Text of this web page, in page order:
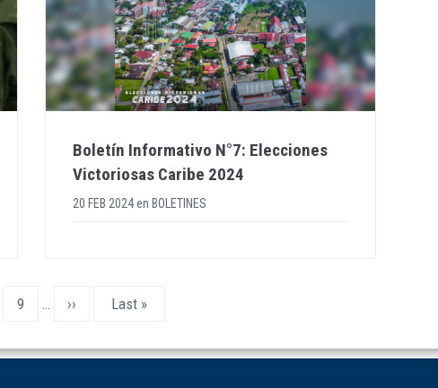
Boletín Informativo N°7: Elecciones
Victoriosas Caribe 2024
20 FEB 2024en BOLETINES
Page
9 …
Next
››
Last
Last »